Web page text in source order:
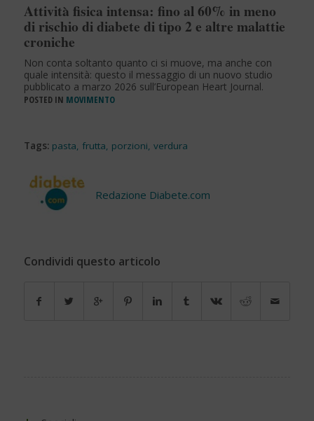
Attività fisica intensa: fino al 60% in meno
di rischio di diabete di tipo 2 e altre malattie
croniche
Non conta soltanto quanto ci si muove, ma anche con
quale intensità: questo il messaggio di un nuovo studio
pubblicato a marzo 2026 sull’European Heart Journal.
POSTED IN MOVIMENTO
Tags: pasta, frutta, porzioni, verdura
Redazione Diabete.com
Condividi questo articolo